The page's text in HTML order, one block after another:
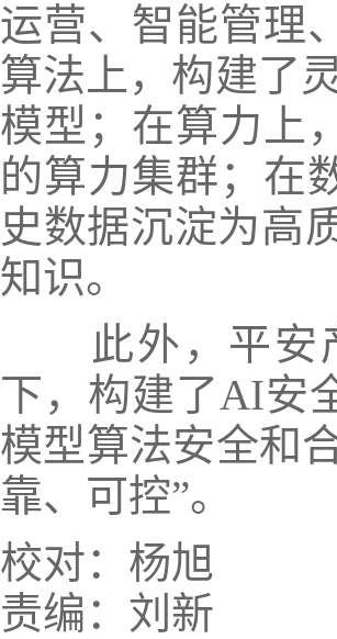
运营、智能管理
算法上，构建了
模型；在算力上
的算力集群；在
史数据沉淀为高
知识。
此外，平
下，构建了AI安
模型算法安全和
靠、可控”。
校对：杨旭
责编：刘新